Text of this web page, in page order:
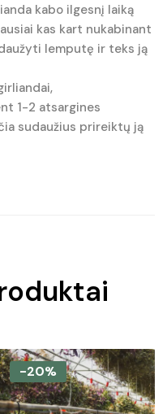
kabo ilgesnį laiką
kas kart nukabinant
lemputę ir teks ją
1-2 atsargines
sudaužius prireiktų ją
-20%